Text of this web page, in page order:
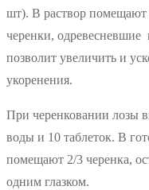
шт). В раствор помещают
черенки, одревесневшие
позволит увеличить и
укоренения.
При черенковании лозы
воды и 10 таблеток. В
помещают 2/3 черенка,
одним глазком.